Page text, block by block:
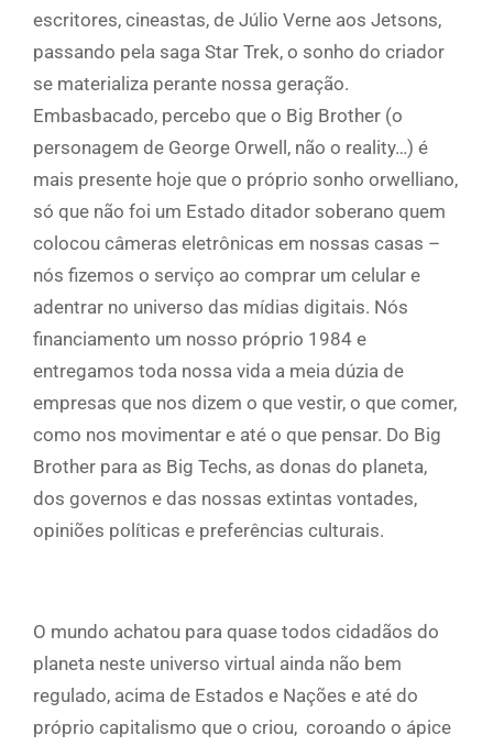
escritores, cineastas, de Júlio Verne aos Jetsons,
passando pela saga Star Trek, o sonho do criador
se materializa perante nossa geração.
Embasbacado, percebo que o Big Brother (o
personagem de George Orwell, não o reality…) é
mais presente hoje que o próprio sonho orwelliano,
só que não foi um Estado ditador soberano quem
colocou câmeras eletrônicas em nossas casas –
nós fizemos o serviço ao comprar um celular e
adentrar no universo das mídias digitais. Nós
financiamento um nosso próprio 1984 e
entregamos toda nossa vida a meia dúzia de
empresas que nos dizem o que vestir, o que comer,
como nos movimentar e até o que pensar. Do Big
Brother para as Big Techs, as donas do planeta,
dos governos e das nossas extintas vontades,
opiniões políticas e preferências culturais.
O mundo achatou para quase todos cidadãos do
planeta neste universo virtual ainda não bem
regulado, acima de Estados e Nações e até do
próprio capitalismo que o criou, coroando o ápice